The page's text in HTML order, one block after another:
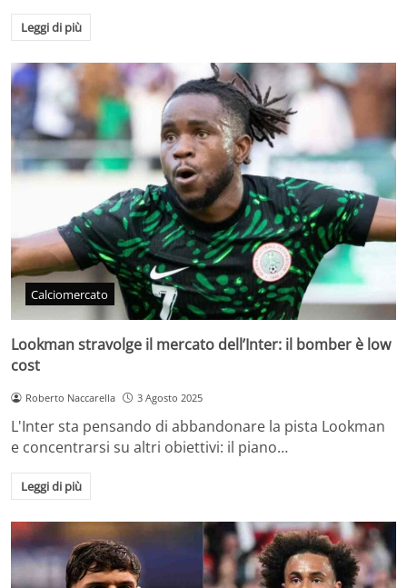
Leggi di più
Calciomercato
Lookman stravolge il mercato dell’Inter: il bomber è low
cost
Roberto Naccarella 3 Agosto 2025
L'Inter sta pensando di abbandonare la pista Lookman
e concentrarsi su altri obiettivi: il piano…
Leggi di più